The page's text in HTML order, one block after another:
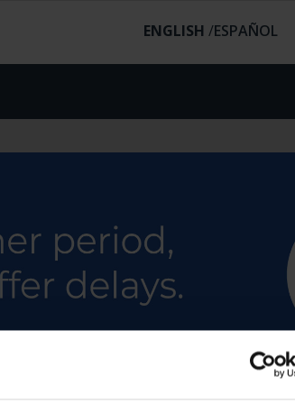
ENGLISH /